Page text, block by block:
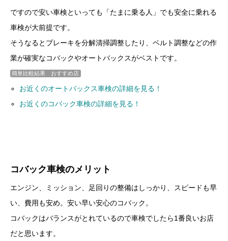
ですので安い車検といっても「たまに乗る人」でも安全に乗れる
車検が大前提です。
そうなるとブレーキを分解清掃調整したり、ベルト調整などの作
業が確実なコバックやオートバックスがベストです。
簡単比較結果 おすすめ店
お近くのオートバックス車検の詳細を見る！
お近くのコバック車検の詳細を見る！
コバック車検のメリット
エンジン、ミッション、足回りの整備はしっかり、スピードも早
い、費用も安め。安い早い安心のコバック。
コバックはバランスがとれているので車検でしたら1番良いお店
だと思います。